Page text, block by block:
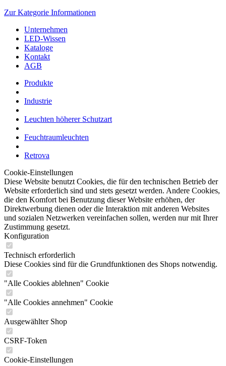
Zur Kategorie Informationen
Unternehmen
LED-Wissen
Kataloge
Kontakt
AGB
Produkte
Industrie
Leuchten höherer Schutzart
Feuchtraumleuchten
Retrova
Cookie-Einstellungen
Diese Website benutzt Cookies, die für den technischen Betrieb der
Website erforderlich sind und stets gesetzt werden. Andere Cookies,
die den Komfort bei Benutzung dieser Website erhöhen, der
Direktwerbung dienen oder die Interaktion mit anderen Websites
und sozialen Netzwerken vereinfachen sollen, werden nur mit Ihrer
Zustimmung gesetzt.
Konfiguration
Technisch erforderlich
Diese Cookies sind für die Grundfunktionen des Shops notwendig.
"Alle Cookies ablehnen" Cookie
"Alle Cookies annehmen" Cookie
Ausgewählter Shop
CSRF-Token
Cookie-Einstellungen